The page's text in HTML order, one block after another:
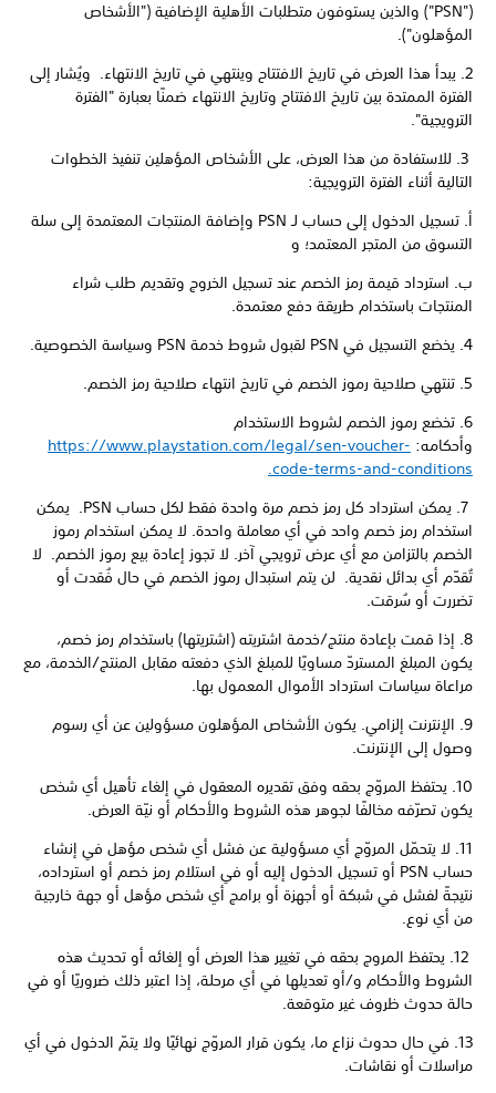
("PSN") والذين يستوفون متطلبات الأهلية الإضافية ("الأشخاص
المؤهلون").
2. يبدأ هذا العرض في تاريخ الافتتاح وينتهي في تاريخ الانتهاء. ويُشار إلى
الفترة الممتدة بين تاريخ الافتتاح وتاريخ الانتهاء ضمنًا بعبارة "الفترة
الترويجية".
3. للاستفادة من هذا العرض، على الأشخاص المؤهلين تنفيذ الخطوات
التالية أثناء الفترة الترويجية:
أ. تسجيل الدخول إلى حساب لـ PSN وإضافة المنتجات المعتمدة إلى سلة
التسوق من المتجر المعتمد؛ و
ب. استرداد قيمة رمز الخصم عند تسجيل الخروج وتقديم طلب شراء
المنتجات باستخدام طريقة دفع معتمدة.
4. يخضع التسجيل في PSN لقبول شروط خدمة PSN وسياسة الخصوصية.
5. تنتهي صلاحية رموز الخصم في تاريخ انتهاء صلاحية رمز الخصم.
6. تخضع رموز الخصم لشروط الاستخدام
وأحكامه: https://www.playstation.com/legal/sen-voucher-
code-terms-and-conditions.
7. يمكن استرداد كل رمز خصم مرة واحدة فقط لكل حساب PSN. يمكن
استخدام رمز خصم واحد في أي معاملة واحدة. لا يمكن استخدام رموز
الخصم بالتزامن مع أي عرض ترويجي آخر. لا تجوز إعادة بيع رموز الخصم. لا
تُقدّم أي بدائل نقدية. لن يتم استبدال رموز الخصم في حال فُقدت أو
تضررت أو سُرقت.
8. إذا قمت بإعادة منتج/خدمة اشتريته (اشتريتها) باستخدام رمز خصم،
يكون المبلغ المستردّ مساويًا للمبلغ الذي دفعته مقابل المنتج/الخدمة، مع
مراعاة سياسات استرداد الأموال المعمول بها.
9. الإنترنت إلزامي. يكون الأشخاص المؤهلون مسؤولين عن أي رسوم
وصول إلى الإنترنت.
10. يحتفظ المروّج بحقه وفق تقديره المعقول في إلغاء تأهيل أي شخص
يكون تصرّفه مخالفًا لجوهر هذه الشروط والأحكام أو نيّة العرض.
11. لا يتحمّل المروّج أي مسؤولية عن فشل أي شخص مؤهل في إنشاء
حساب PSN أو تسجيل الدخول إليه أو في استلام رمز خصم أو استرداده،
نتيجةً لفشل في شبكة أو أجهزة أو برامج أي شخص مؤهل أو جهة خارجية
من أي نوع.
12. يحتفظ المروج بحقه في تغيير هذا العرض أو إلغائه أو تحديث هذه
الشروط والأحكام و/أو تعديلها في أي مرحلة، إذا اعتبر ذلك ضروريًا أو في
حالة حدوث ظروف غير متوقعة.
13. في حال حدوث نزاع ما، يكون قرار المروّج نهائيًا ولا يتمّ الدخول في أي
مراسلات أو نقاشات.